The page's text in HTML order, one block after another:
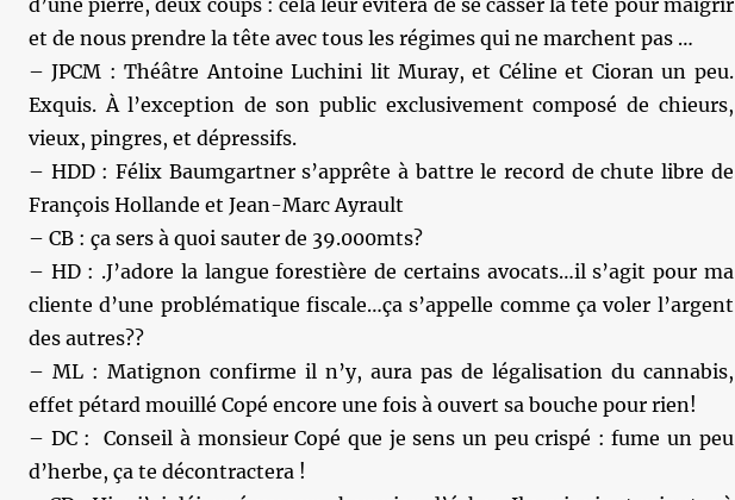
d’une pierre, deux coups : cela leur évitera de se casser la tête pour maigrir
et de nous prendre la tête avec tous les régimes qui ne marchent pas …
– JPCM : Théâtre Antoine Luchini lit Muray, et Céline et Cioran un peu.
Exquis. À l’exception de son public exclusivement composé de chieurs,
vieux, pingres, et dépressifs.
– HDD : Félix Baumgartner s’apprête à battre le record de chute libre de
François Hollande et Jean-Marc Ayrault
– CB : ça sers à quoi sauter de 39.000mts?
– HD : .J’adore la langue forestière de certains avocats…il s’agit pour ma
cliente d’une problématique fiscale…ça s’appelle comme ça voler l’argent
des autres??
– ML : Matignon confirme il n’y, aura pas de légalisation du cannabis,
effet pétard mouillé Copé encore une fois à ouvert sa bouche pour rien!
– DC : Conseil à monsieur Copé que je sens un peu crispé : fume un peu
d’herbe, ça te décontractera !